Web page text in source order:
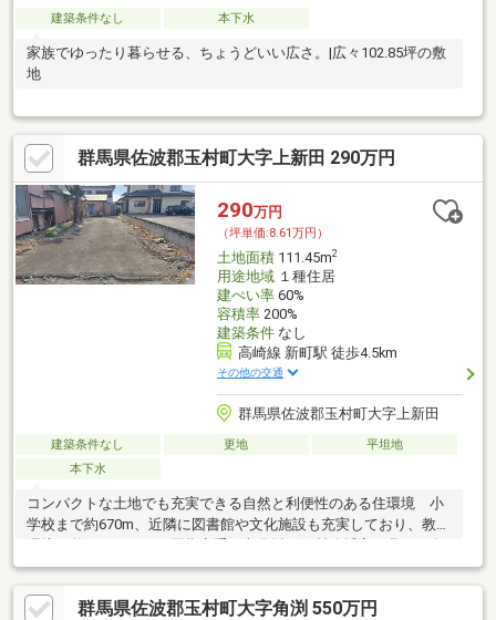
建築条件なし 本下水
家族でゆったり暮らせる、ちょうどいい広さ。|広々102.85坪の敷
地
群馬県佐波郡玉村町大字上新田 290万円
290万円
（坪単価:8.61万円）
土地面積111.45m2
用途地域１種住居
建ぺい率60%
容積率200%
建築条件なし
高崎線 新町駅 徒歩4.5km
その他の交通
群馬県佐波郡玉村町大字上新田
建築条件なし 更地
平坦地
本下水
コンパクトな土地でも充実できる自然と利便性のある住環境 小
学校まで約670m、近隣に図書館や文化施設も充実しており、教育
然に恵まれた土地で心豊
群馬県佐波郡玉村町大字角渕 550万円